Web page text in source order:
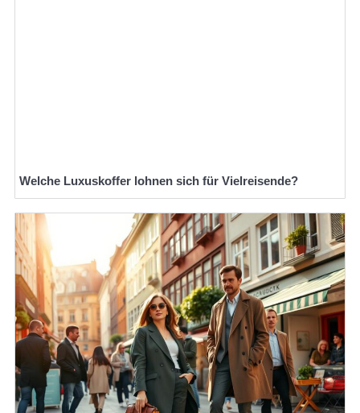
Welche Luxuskoffer lohnen sich für Vielreisende?